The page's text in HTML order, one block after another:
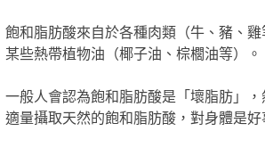
飽和脂肪酸來自於各種肉類（牛、豬、
某些熱帶植物油（椰子油、棕櫚油等）。
一般人會認為飽和脂肪酸是「壞脂肪」，
適量攝取天然的飽和脂肪酸，對身體是好